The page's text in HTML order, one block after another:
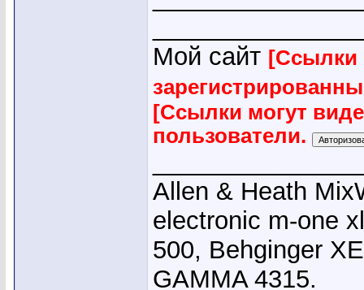
Мой сайт [Ссылки
[Ссылки могут
пользователи.
Allen & Heath
electronic m-one
500, Behginger
GAMMA 4315.